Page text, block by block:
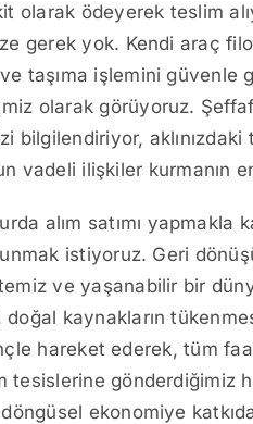
olarak ödeyerek teslim
gerek yok. Kendi araç
taşıma işlemini güvenle
olarak görüyoruz.
bilgilendiriyor,
vadeli ilişkiler kurmanın
alım satımı yapmakla
istiyoruz. Geri
ve yaşanabilir bir
kaynakların
hareket ederek, tüm
gönderdiğimiz
döngüsel ekonomiye